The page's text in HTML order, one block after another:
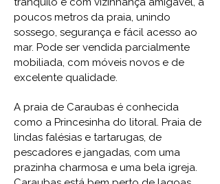
poucos metros da praia, unindo
sossego, segurança e fácil acesso ao
mar. Pode ser vendida parcialmente
mobiliada, com móveis novos e de
excelente qualidade.
A praia de Caraubas é conhecida
como a Princesinha do litoral. Praia de
lindas falésias e tartarugas, de
pescadores e jangadas, com uma
prazinha charmosa e uma bela igreja.